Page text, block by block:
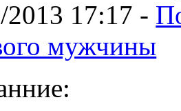
2013 17:17 -
мужчины